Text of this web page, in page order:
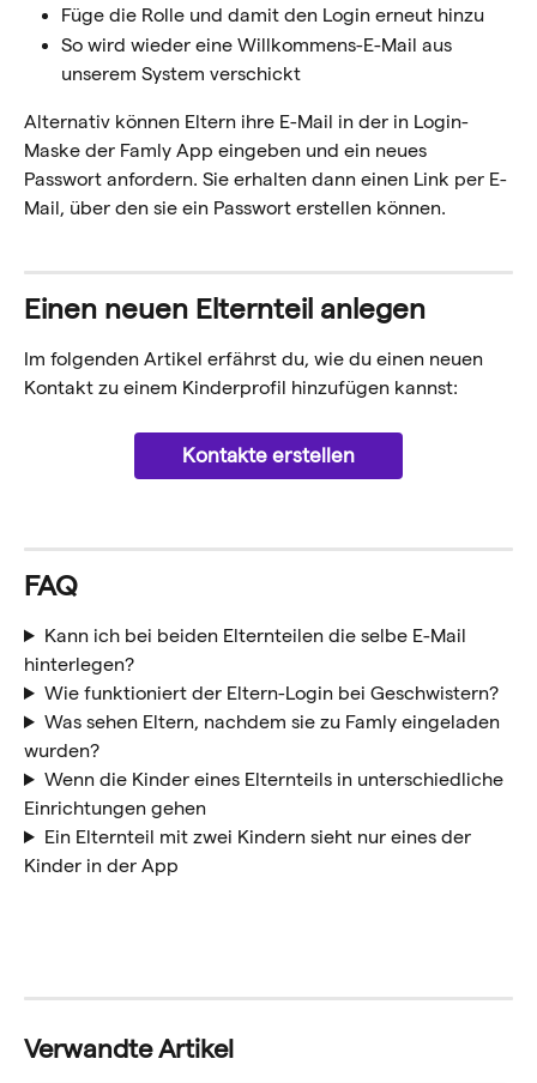
Füge die Rolle und damit den Login erneut hinzu
So wird wieder eine Willkommens-E-Mail aus
unserem System verschickt
Alternativ können Eltern ihre E-Mail in der in Login-
Maske der Famly App eingeben und ein neues
Passwort anfordern. Sie erhalten dann einen Link per E-
Mail, über den sie ein Passwort erstellen können.
Einen neuen Elternteil anlegen
Im folgenden Artikel erfährst du, wie du einen neuen
Kontakt zu einem Kinderprofil hinzufügen kannst:
Kontakte erstellen
FAQ
Kann ich bei beiden Elternteilen die selbe E-Mail
hinterlegen?
Wie funktioniert der Eltern-Login bei Geschwistern?
Was sehen Eltern, nachdem sie zu Famly eingeladen
wurden?
Wenn die Kinder eines Elternteils in unterschiedliche
Einrichtungen gehen
Ein Elternteil mit zwei Kindern sieht nur eines der
Kinder in der App
Verwandte Artikel